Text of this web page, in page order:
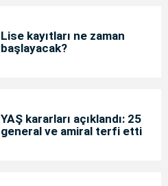
Lise kayıtları ne zaman
başlayacak?
YAŞ kararları açıklandı: 25
general ve amiral terfi etti